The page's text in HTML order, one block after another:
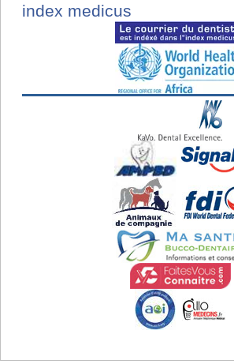
index medicus